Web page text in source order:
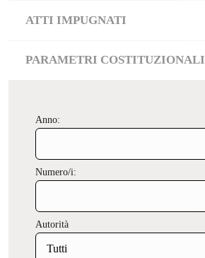
ATTI IMPUGNATI
PARAMETRI COSTITUZIONALI
Anno:
Numero/i:
Autorità